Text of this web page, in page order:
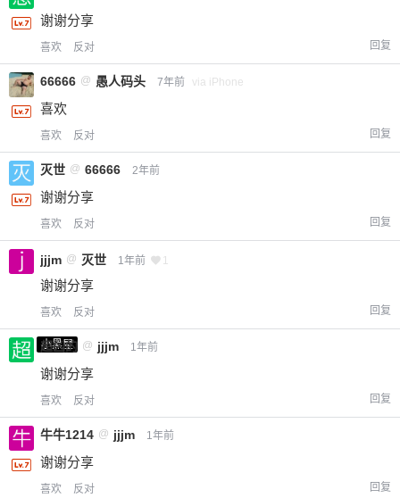
谢谢分享
喜欢 反对 回复
66666 @ 愚人码头 7年前 via iPhone
喜欢
喜欢 反对 回复
灭世 @ 66666 2年前
谢谢分享
喜欢 反对 回复
jjjm @ 灭世 1年前 1
谢谢分享
喜欢 反对 回复
小黑屋
超凶的 @ jjjm 1年前
谢谢分享
喜欢 反对 回复
牛牛1214 @ jjjm 1年前
谢谢分享
喜欢 反对 回复